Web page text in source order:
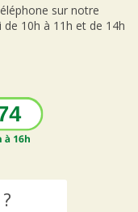
sur notre
10h à 11h et de 14h